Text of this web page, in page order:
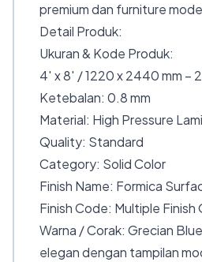
premium dan furniture
Detail Produk:
Ukuran & Kode Produk:
4′ x 8′ / 1220 x 2440 mm –
Ketebalan: 0.8 mm
Material: High Pressure
Quality: Standard
Category: Solid Color
Finish Name: Formica
Finish Code: Multiple Finish
Warna / Corak: Grecian
elegan dengan tampilan